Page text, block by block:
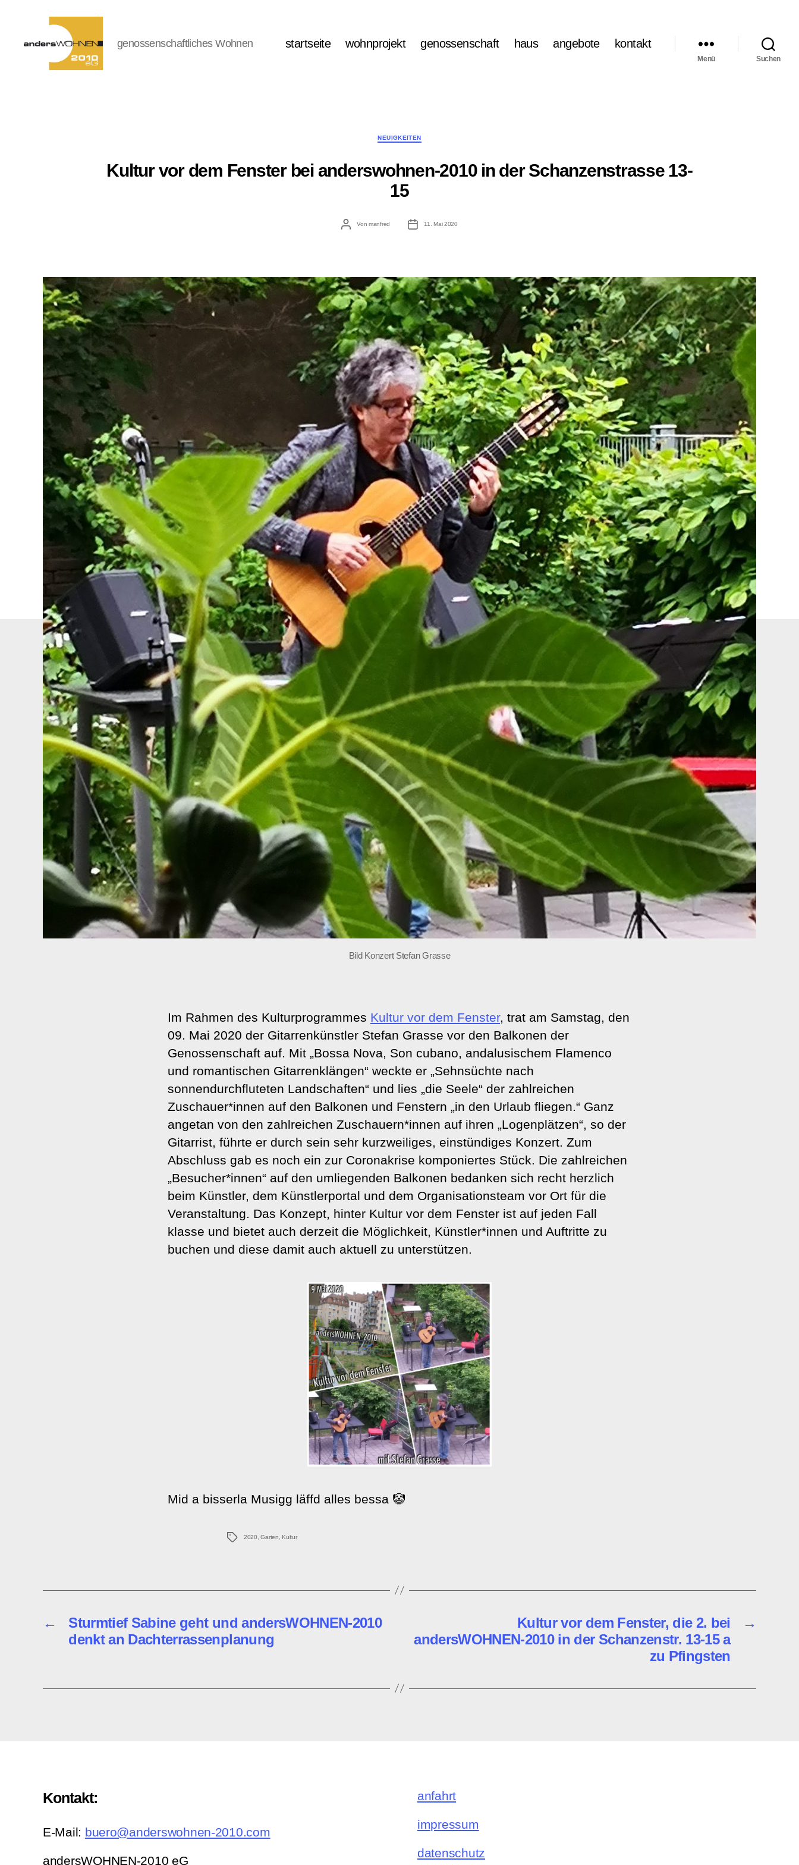
genossenschaftliches Wohnen startseite wohnprojekt genossenschaft haus angebote kontakt
Menü Suchen
Kategorien
NEUIGKEITEN
Kultur vor dem Fenster bei anderswohnen-2010 in der Schanzenstrasse 13-
15
Beitragsautor
Vonmanfred Veröffentlichungsdatum
11. Mai 2020
Bild Konzert Stefan Grasse
Im Rahmen des Kulturprogrammes Kultur vor dem Fenster, trat am Samstag, den
09. Mai 2020 der Gitarrenkünstler Stefan Grasse vor den Balkonen der
Genossenschaft auf. Mit „Bossa Nova, Son cubano, andalusischem Flamenco
und romantischen Gitarrenklängen“ weckte er „Sehnsüchte nach
sonnendurchfluteten Landschaften“ und lies „die Seele“ der zahlreichen
Zuschauer*innen auf den Balkonen und Fenstern „in den Urlaub fliegen.“ Ganz
angetan von den zahlreichen Zuschauern*innen auf ihren „Logenplätzen“, so der
Gitarrist, führte er durch sein sehr kurzweiliges, einstündiges Konzert. Zum
Abschluss gab es noch ein zur Coronakrise komponiertes Stück. Die zahlreichen
„Besucher*innen“ auf den umliegenden Balkonen bedanken sich recht herzlich
beim Künstler, dem Künstlerportal und dem Organisationsteam vor Ort für die
Veranstaltung. Das Konzept, hinter Kultur vor dem Fenster ist auf jeden Fall
klasse und bietet auch derzeit die Möglichkeit, Künstler*innen und Auftritte zu
buchen und diese damit auch aktuell zu unterstützen.
Mid a bisserla Musigg läffd alles bessa 🤡
Schlagwörter
2020 ,Garten ,Kultur
←
Sturmtief Sabine geht und andersWOHNEN-2010
denkt an Dachterrassenplanung
→
Kultur vor dem Fenster, die 2. bei
andersWOHNEN-2010 in der Schanzenstr. 13-15 a
zu Pfingsten
Kontakt:
E-Mail: buero@anderswohnen-2010.com
andersWOHNEN-2010 eG
anfahrt
impressum
datenschutz